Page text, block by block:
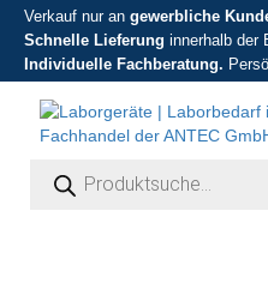
Verkauf nur an gewerbliche
Schnelle Lieferung innerhalb der
Individuelle Fachberatung.